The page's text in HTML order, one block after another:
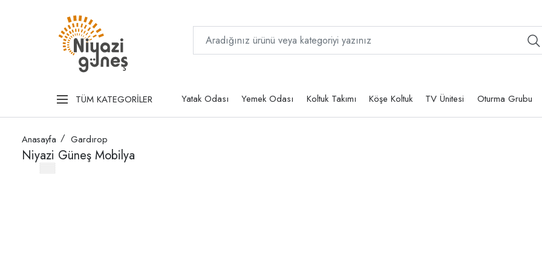
TÜM KATEGORİLER Yatak Odası Yemek Odası Koltuk Takımı Köşe Koltuk TV Ünitesi Oturma Grubu
Anasayfa Gardırop
Niyazi Güneş Mobilya